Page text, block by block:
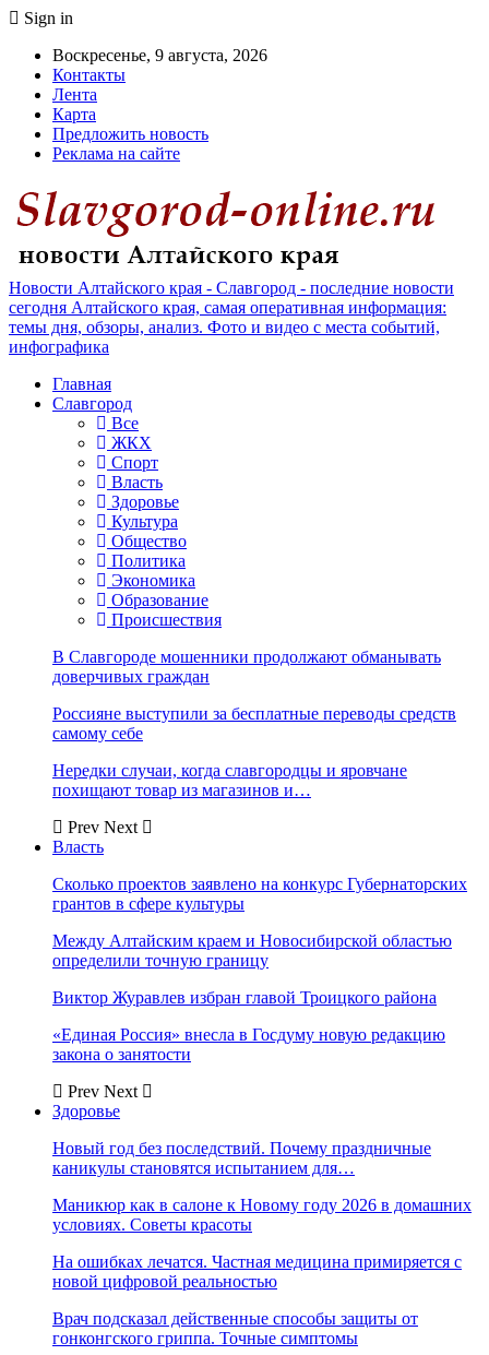
Sign in
Воскресенье, 9 августа, 2026
Контакты
Лента
Карта
Предложить новость
Реклама на сайте
Новости Алтайского края - Славгород - последние новости
сегодня Алтайского края, самая оперативная информация:
темы дня, обзоры, анализ. Фото и видео с места событий,
инфографика
Главная
Славгород
Все
ЖКХ
Спорт
Власть
Здоровье
Культура
Общество
Политика
Экономика
Образование
Происшествия
В Славгороде мошенники продолжают обманывать
доверчивых граждан
Россияне выступили за бесплатные переводы средств
самому себе
Нередки случаи, когда славгородцы и яровчане
похищают товар из магазинов и…
Prev Next
Власть
Сколько проектов заявлено на конкурс Губернаторских
грантов в сфере культуры
Между Алтайским краем и Новосибирской областью
определили точную границу
Виктор Журавлев избран главой Троицкого района
«Единая Россия» внесла в Госдуму новую редакцию
закона о занятости
Prev Next
Здоровье
Новый год без последствий. Почему праздничные
каникулы становятся испытанием для…
Маникюр как в салоне к Новому году 2026 в домашних
условиях. Советы красоты
На ошибках лечатся. Частная медицина примиряется с
новой цифровой реальностью
Врач подсказал действенные способы защиты от
гонконгского гриппа. Точные симптомы